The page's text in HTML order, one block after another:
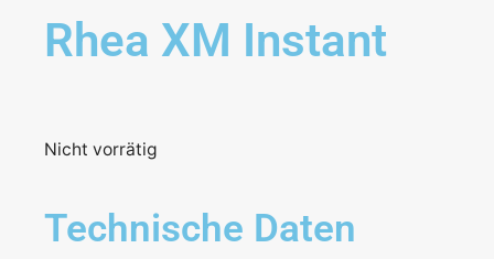
Rhea XM Instant
Nicht vorrätig
Technische Daten